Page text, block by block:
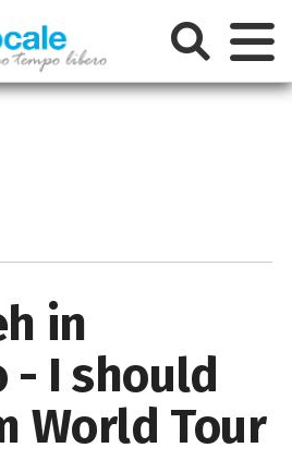
in
- I should
World Tour